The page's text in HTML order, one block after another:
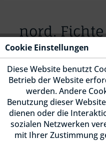
nord. Fichte
154,
gehobelt
Cookie Einstellungen
Diese Website benutzt
Betrieb der Website
werden. Andere
Benutzung dieser
dienen oder die
sozialen Netzwerken
mit Ihrer Zustimmung